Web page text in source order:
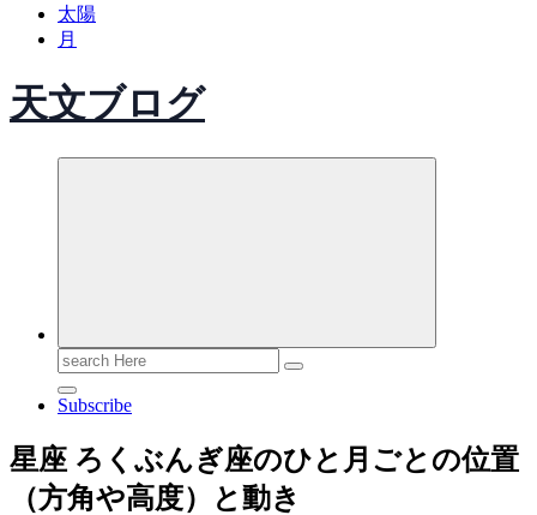
太陽
月
天文ブログ
Search
for:
Subscribe
星座 ろくぶんぎ座のひと月ごとの位置
（方角や高度）と動き